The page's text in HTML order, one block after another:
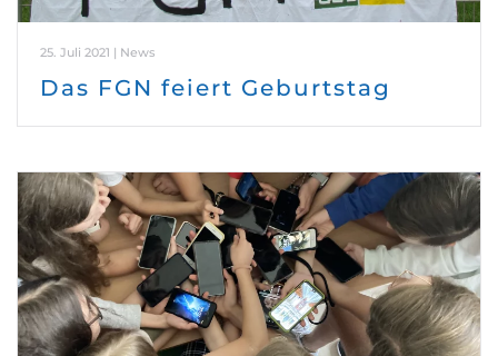
25. Juli 2021 | News
Das FGN feiert Geburtstag